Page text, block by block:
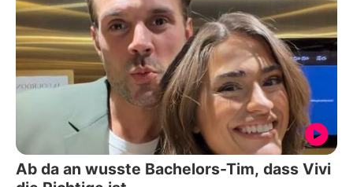
Ab da an wusste Bachelors-Tim, dass Vivi